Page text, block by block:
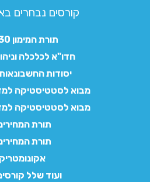
קורסים נבחרים
תורת המימון 10230
חדו"א לכלכלה וניהול
יסודות החשבונאות
מבוא לסטטיסטיקה
מבוא לסטטיסטיקה
תורת
תורת
ועוד שלל